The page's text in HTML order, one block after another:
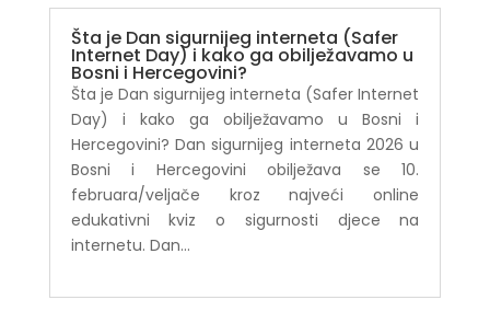
Šta je Dan sigurnijeg interneta (Safer
Internet Day) i kako ga obilježavamo u
Bosni i Hercegovini?
Šta je Dan sigurnijeg interneta (Safer Internet
Day) i kako ga obilježavamo u Bosni i
Hercegovini? Dan sigurnijeg interneta 2026 u
Bosni i Hercegovini obilježava se 10.
februara/veljače kroz najveći online
edukativni kviz o sigurnosti djece na
internetu. Dan...